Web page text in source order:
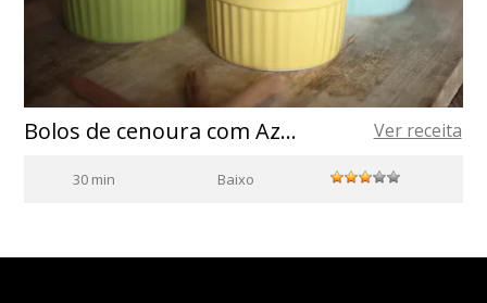
Bolos de cenoura com Azeite de Oliva Ver receita
30 min Baixo